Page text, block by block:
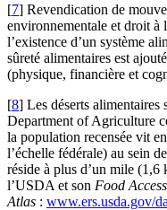
[7] Revendication de
environnementale et droit à
l’existence d’un système
sûreté alimentaires est
(physique, financière et
[8] Les déserts alimentaires
Department of Agriculture
la population recensée vit
l’échelle fédérale) au sein
réside à plus d’un mile (1,6
l’USDA et son Food
Atlas : www.ers.usda.gov/